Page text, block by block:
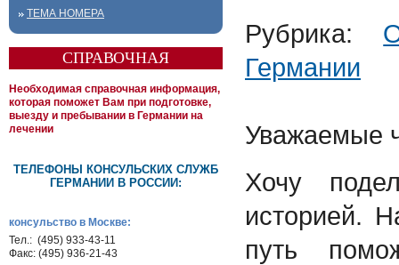
ТЕМА НОМЕРА
СПРАВОЧНАЯ
Необходимая справочная информация,
которая поможет Вам при подготовке,
выезду и пребывании в Германии на
лечении
ТЕЛЕФОНЫ КОНСУЛЬСКИХ СЛУЖБ
ГЕРМАНИИ В РОССИИ:
консульство в Москве:
Тел.: (495) 933-43-11
Факс: (495) 936-21-43
Рубрика:
Германии
Уважаемые
Хочу
историей.
путь